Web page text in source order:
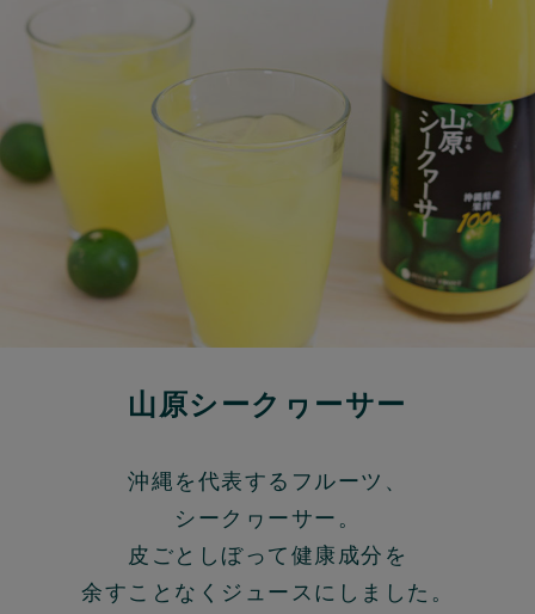
山原シークヮーサー
沖縄を代表するフルーツ、
シークヮーサー。
皮ごとしぼって健康成分を
余すことなくジュースにしました。